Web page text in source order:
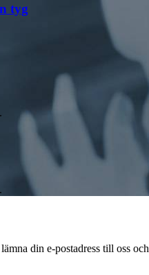
tyg
din e-postadress till oss och